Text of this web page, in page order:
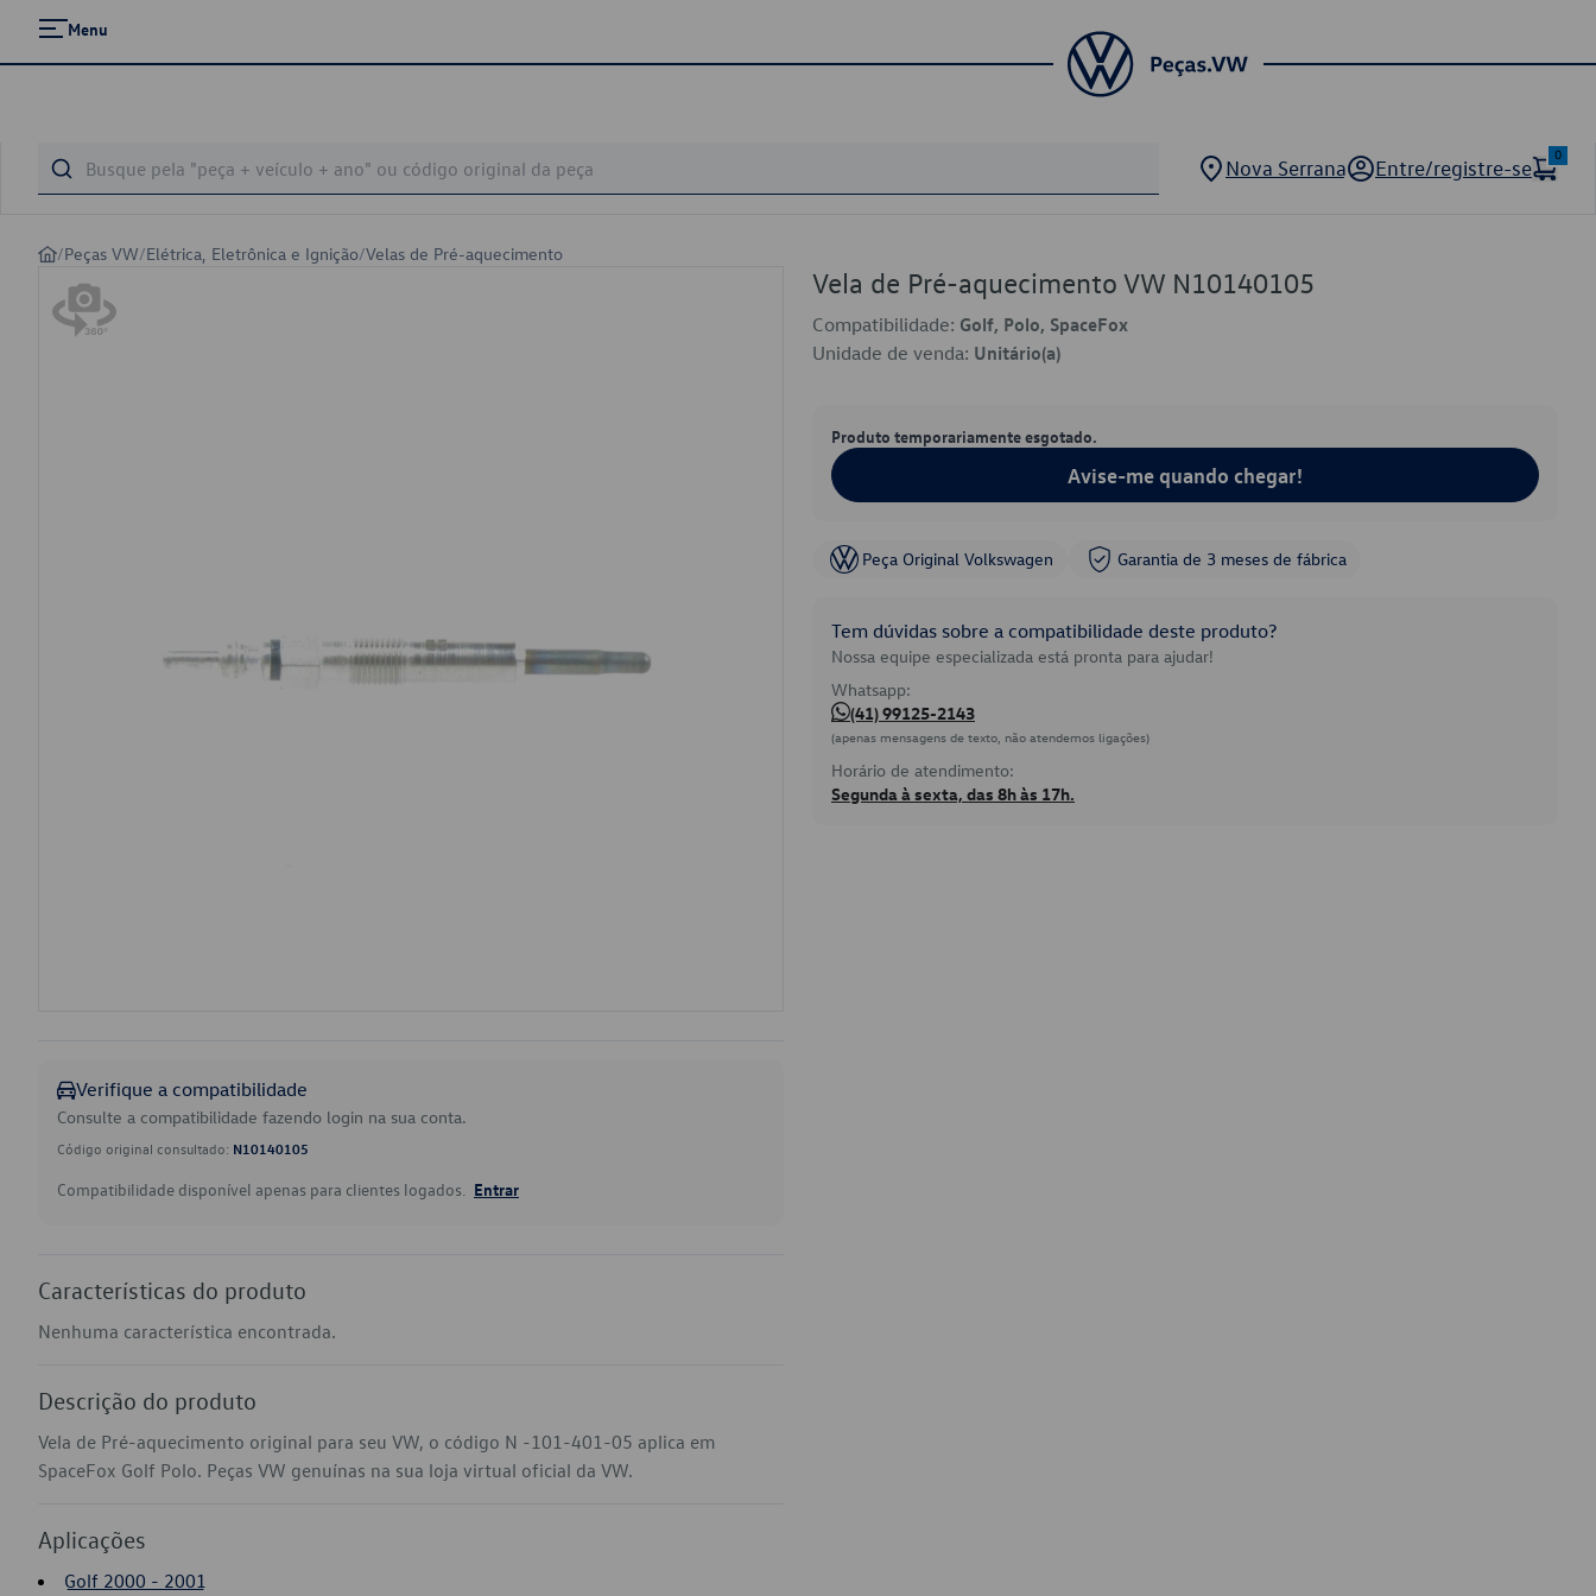
Menu
Nova Serrana Entre/registre-se
0
/Peças VW/Elétrica, Eletrônica e Ignição/Velas de Pré-aquecimento
Verifique a compatibilidade
Consulte a compatibilidade fazendo login na sua conta.
Código original consultado: N10140105
Compatibilidade disponível apenas para clientes logados. Entrar
Características do produto
Nenhuma característica encontrada.
Descrição do produto
Vela de Pré-aquecimento original para seu VW, o código N -101-401-05 aplica em
SpaceFox Golf Polo. Peças VW genuínas na sua loja virtual oficial da VW.
Aplicações
Golf 2000 - 2001
Vela de Pré-aquecimento VW N10140105
Compatibilidade: Golf, Polo, SpaceFox
Unidade de venda: Unitário(a)
Produto temporariamente esgotado.
Avise-me quando chegar!
Peça Original Volkswagen Garantia de 3 meses de fábrica
Tem dúvidas sobre a compatibilidade deste produto?
Nossa equipe especializada está pronta para ajudar!
Whatsapp:
(41) 99125-2143
(apenas mensagens de texto, não atendemos ligações)
Horário de atendimento:
Segunda à sexta, das 8h às 17h.